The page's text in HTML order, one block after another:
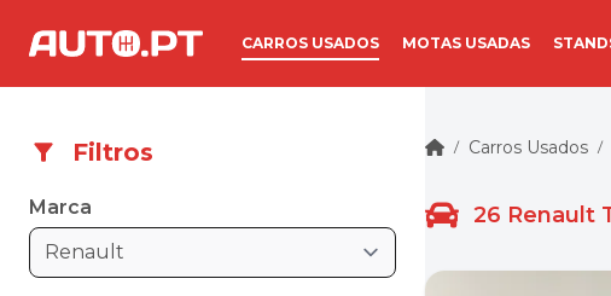
CARROS USADOS MOTAS USADAS
Filtros
Marca
Renault
/ Carros Usados /
26 Renault